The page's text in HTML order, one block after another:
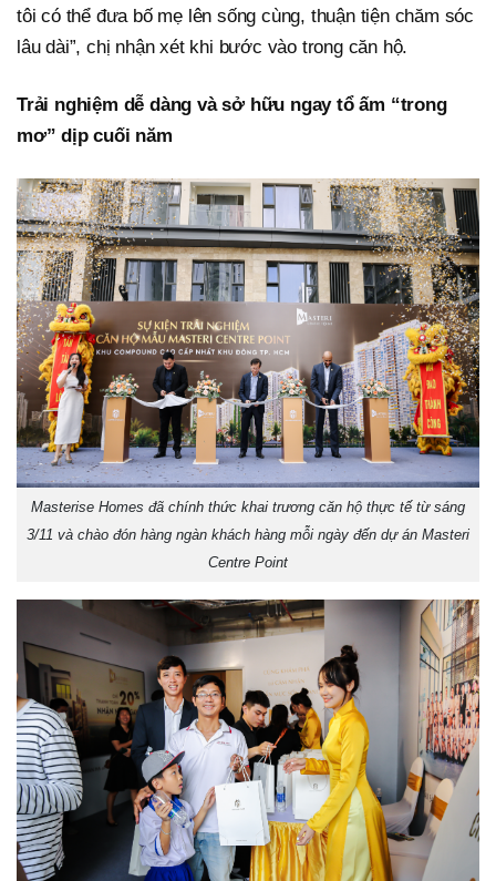
tôi có thể đưa bố mẹ lên sống cùng, thuận tiện chăm sóc
lâu dài”, chị nhận xét khi bước vào trong căn hộ.
Trải nghiệm dễ dàng và sở hữu ngay tổ ấm “trong
mơ” dịp cuối năm
Masterise Homes đã chính thức khai trương căn hộ thực tế từ sáng
3/11 và chào đón hàng ngàn khách hàng mỗi ngày đến dự án Masteri
Centre Point